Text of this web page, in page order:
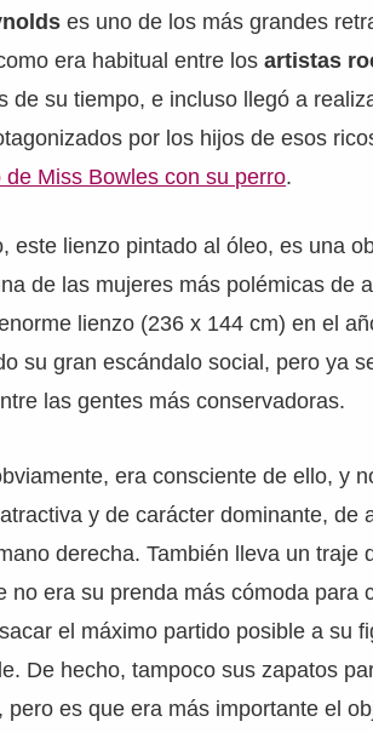
es uno de los más grandes
era habitual entre losartistas
de su tiempo, e incluso llegó a
por los hijos de esos
de Miss Bowles con su perro.
este lienzo pintado al óleo, es una
de las mujeres más polémicas de
lienzo (236 x 144 cm) en el
su gran escándalo social, pero ya
las gentes más conservadoras.
era consciente de ello, y
y de carácter dominante, de
derecha. También lleva un traje
no era su prenda más cómoda para
el máximo partido posible a su
De hecho, tampoco sus zapatos
pero es que era más importante el